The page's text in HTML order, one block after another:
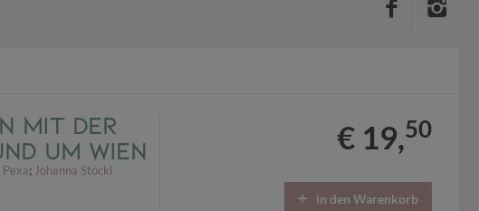
mit der
um Wien
Pexa; Johanna Stöckl
€ 19,50
in den Warenkorb